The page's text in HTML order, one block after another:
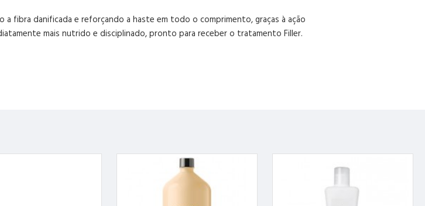
fibra danificada e reforçando a haste em todo o comprimento, graças à ação
mais nutrido e disciplinado, pronto para receber o tratamento Filler.